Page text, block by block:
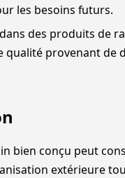
les besoins futurs.
des produits de
qualité provenant de
bien conçu peut
extérieure